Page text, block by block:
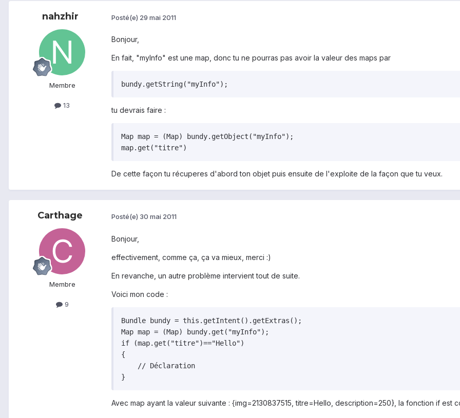
nahzhir
Membre
13
Posté(e) 29 mai 2011
Bonjour,
En fait, "myInfo" est une map, donc tu ne pourras pas avoir la valeur des maps par
bundy.getString("myInfo");
tu devrais faire :
Map map = (Map) bundy.getObject("myInfo");
De cette façon tu récuperes d'abord ton objet puis ensuite de l'exploite de la façon que tu veux.
Carthage
Membre
9
Posté(e) 30 mai 2011
Bonjour,
effectivement, comme ça, ça va mieux, merci :)
En revanche, un autre problème intervient tout de suite.
Voici mon code :
Bundle bundy = this.getIntent().getExtras();
Map map = (Map) bundy.get("myInfo");
if (map.get("titre")=="Hello")
{
    // Déclaration
}
Avec map ayant la valeur suivante : {img=2130837515, titre=Hello, description=250}, la fonction if est